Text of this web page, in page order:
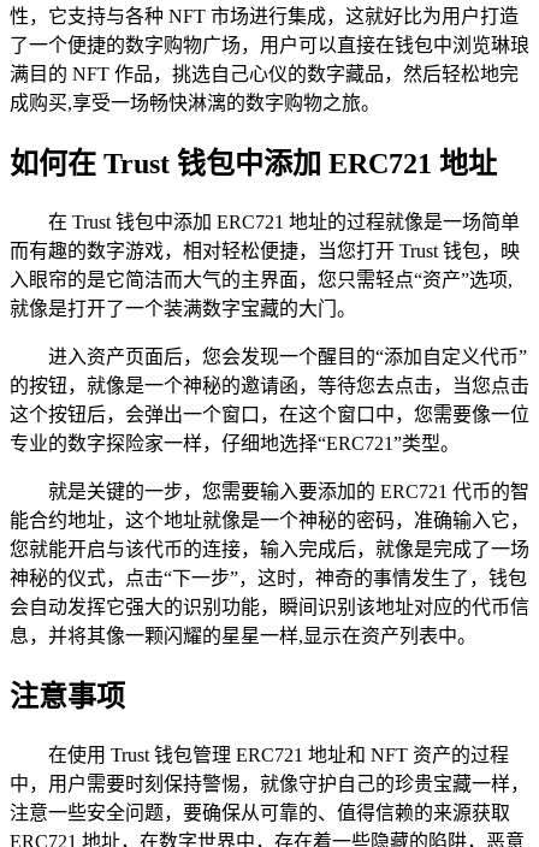
性，它支持与各种 NFT 市场进行集成，这就好比为用户打造
了一个便捷的数字购物广场，用户可以直接在钱包中浏览琳琅
满目的 NFT 作品，挑选自己心仪的数字藏品，然后轻松地完
成购买,享受一场畅快淋漓的数字购物之旅。
如何在 Trust 钱包中添加 ERC721 地址
在 Trust 钱包中添加 ERC721 地址的过程就像是一场简单
而有趣的数字游戏，相对轻松便捷，当您打开 Trust 钱包，映
入眼帘的是它简洁而大气的主界面，您只需轻点“资产”选项,
就像是打开了一个装满数字宝藏的大门。
进入资产页面后，您会发现一个醒目的“添加自定义代币”
的按钮，就像是一个神秘的邀请函，等待您去点击，当您点击
这个按钮后，会弹出一个窗口，在这个窗口中，您需要像一位
专业的数字探险家一样，仔细地选择“ERC721”类型。
就是关键的一步，您需要输入要添加的 ERC721 代币的智
能合约地址，这个地址就像是一个神秘的密码，准确输入它，
您就能开启与该代币的连接，输入完成后，就像是完成了一场
神秘的仪式，点击“下一步”，这时，神奇的事情发生了，钱包
会自动发挥它强大的识别功能，瞬间识别该地址对应的代币信
息，并将其像一颗闪耀的星星一样,显示在资产列表中。
注意事项
在使用 Trust 钱包管理 ERC721 地址和 NFT 资产的过程
中，用户需要时刻保持警惕，就像守护自己的珍贵宝藏一样，
注意一些安全问题，要确保从可靠的、值得信赖的来源获取
ERC721 地址，在数字世界中，存在着一些隐藏的陷阱，恶意